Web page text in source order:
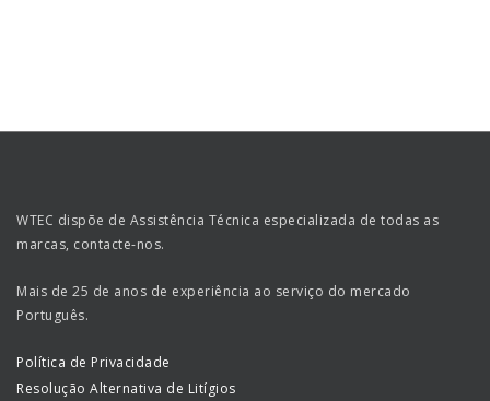
WTEC dispõe de Assistência Técnica especializada de todas as
marcas, contacte-nos.
Mais de 25 de anos de experiência ao serviço do mercado
Português.
Política de Privacidade
Resolução Alternativa de Litígios